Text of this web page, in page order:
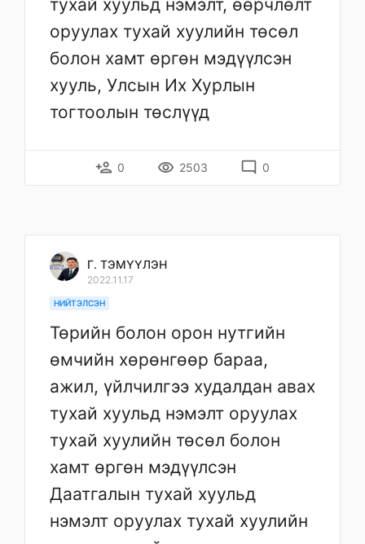
тухай хуульд нэмэлт, өөрчлөлт
оруулах тухай хуулийн төсөл
болон хамт өргөн мэдүүлсэн
хууль, Улсын Их Хурлын
тогтоолын төслүүд
person_add 0 remove_red_eye 2503 mode_comment 0
Г. ТЭМҮҮЛЭН
2022.11.17
НИЙТЭЛСЭН
Төрийн болон орон нутгийн
өмчийн хөрөнгөөр бараа,
ажил, үйлчилгээ худалдан авах
тухай хуульд нэмэлт оруулах
тухай хуулийн төсөл болон
хамт өргөн мэдүүлсэн
Даатгалын тухай хуульд
нэмэлт оруулах тухай хуулийн